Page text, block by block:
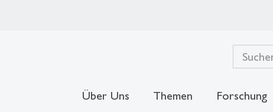
Über Uns Themen Forschung